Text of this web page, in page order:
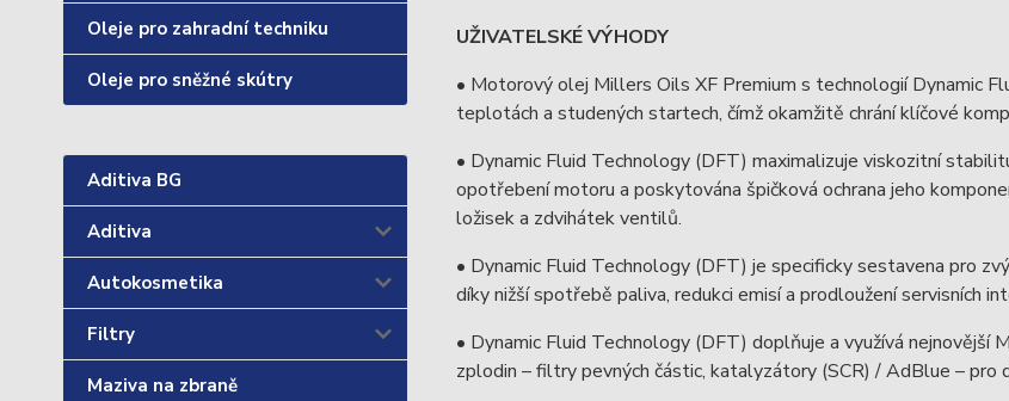
Oleje pro zahradní techniku
Oleje pro sněžné skútry
Aditiva BG
Aditiva
Autokosmetika
Filtry
Maziva na zbraně
UŽIVATELSKÉ VÝHODY
• Motorový olej Millers Oils XF Premium s technologií Dynamic
teplotách a studených startech, čímž okamžitě chrání klíčové
• Dynamic Fluid Technology (DFT) maximalizuje viskozitní
opotřebení motoru a poskytována špičková ochrana jeho
ložisek a zdvihátek ventilů.
• Dynamic Fluid Technology (DFT) je specificky sestavena pro
díky nižší spotřebě paliva, redukci emisí a prodloužení servisních
• Dynamic Fluid Technology (DFT) doplňuje a využívá nejnovější
zplodin – filtry pevných částic, katalyzátory (SCR) / AdBlue – pro